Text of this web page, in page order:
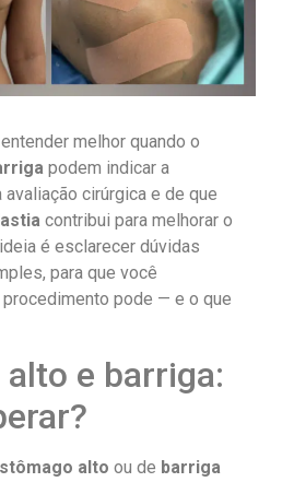
melhor quando o
podem indicar a
cirúrgica e de que
contribui para melhorar o
é esclarecer dúvidas
para que você
pode — e o que
e barriga:
alto ou de barriga